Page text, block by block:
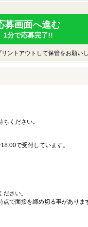
募画面へ進む
1分で応募完了!!
ントアウトして保管をお願いし
ください。
で受付しています。
さい。
で面接を締め切る事があり